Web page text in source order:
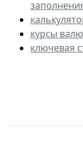
курсы
ключевая